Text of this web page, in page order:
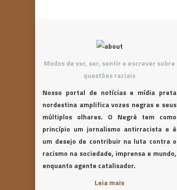
Modos de ver, ser, sentir e escrever sobre
questões raciais
Nosso portal de notícias e mídia preta
nordestina amplifica vozes negras e seus
múltiplos olhares. O Negrê tem como
princípio um jornalismo antirracista e é
um desejo de contribuir na luta contra o
racismo na sociedade, imprensa e mundo,
enquanto agente catalisador.
Leia mais